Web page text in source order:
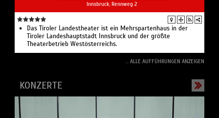
Innsbruck, Rennweg 2
Das Tiroler Landestheater ist ein Mehrspartenhaus in der
Tiroler Landeshauptstadt Innsbruck und der größte
Theaterbetrieb Westösterreichs.
... ALLE AUFFÜHRUNGEN ANZEIGEN
KONZERTE